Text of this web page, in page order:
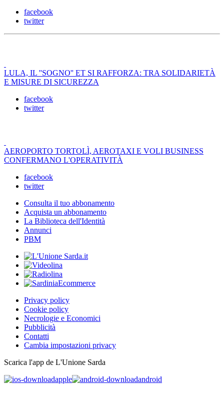
facebook
twitter
LULA, IL ''SOGNO'' ET SI RAFFORZA: TRA SOLIDARIETÀ
E MISURE DI SICUREZZA
facebook
twitter
AEROPORTO TORTOLÌ, AEROTAXI E VOLI BUSINESS
CONFERMANO L'OPERATIVITÀ
facebook
twitter
Consulta il tuo abbonamento
Acquista un abbonamento
La Biblioteca dell'Identità
Annunci
PBM
Privacy policy
Cookie policy
Necrologie e Economici
Pubblicità
Contatti
Cambia impostazioni privacy
Scarica l'app de L'Unione Sarda
apple
android